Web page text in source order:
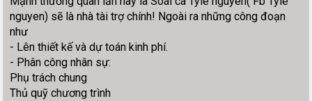
nguyen) sẽ là nhà tài trợ chính! Ngoài ra những công đoạn
như
- Lên thiết kế và dự toán kinh phí.
- Phân công nhân sự:
Phụ trách chung
Thủ quỹ chương trình